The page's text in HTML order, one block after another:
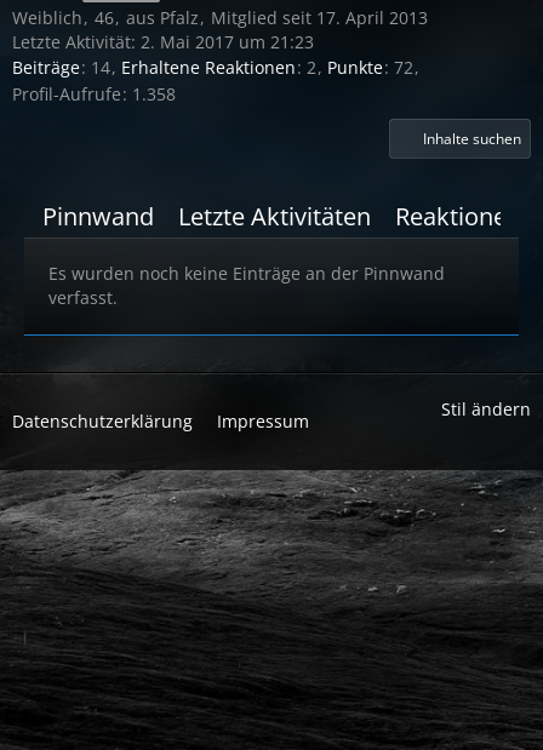
Weiblich 46 aus Pfalz
Mitglied seit 17. April 2013
Letzte Aktivität: 2. Mai 2017 um 21:23
Beiträge 14 Erhaltene Reaktionen 2 Punkte 72
Profil-Aufrufe 1.358
Inhalte suchen
Pinnwand Letzte Aktivitäten Reaktionen
Es wurden noch keine Einträge an der Pinnwand
verfasst.
Stil ändern
Datenschutzerklärung Impressum